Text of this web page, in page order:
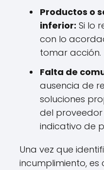
Productos o
inferior: Si lo
con lo
tomar acción.
Falta de
ausencia de
soluciones
del
indicativo de
Una vez que
incumplimiento,